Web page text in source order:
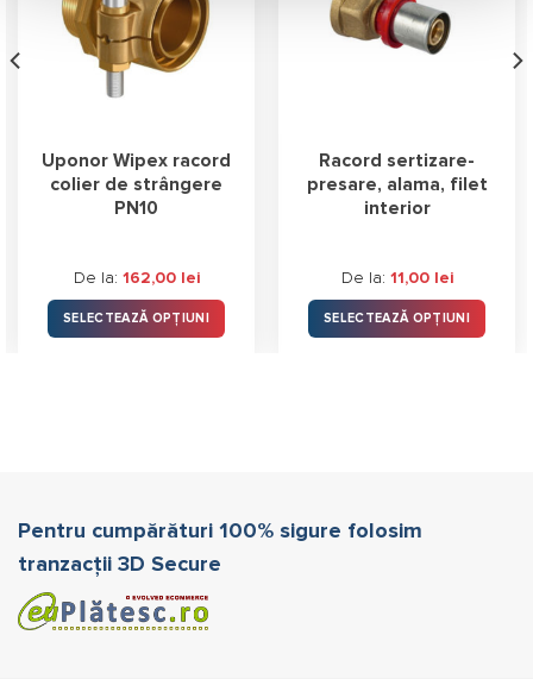
Uponor Wipex racord
colier de strângere
PN10
De la: 162,00 lei
SELECTEAZĂ OPȚIUNI
pot
alese
în
pagina
Racord sertizare-
presare, alama, filet
interior
De la: 11,00 lei
SELECTEAZĂ OPȚIUNI
pot
Pentru cumpărături 100% sigure folosim
tranzacții 3D Secure